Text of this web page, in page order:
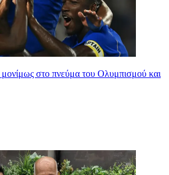
στο πνεύμα του Ολυμπισμού και